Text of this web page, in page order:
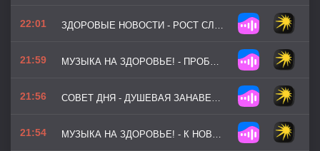
22:01 ЗДОРОВЫЕ НОВОСТИ - РОСТ СЛУЧАЕВ КОРИ В ЕВРОПЕ
21:59 МУЗЫКА НА ЗДОРОВЬЕ! - ПРОБУЖДЕНИЕ СИЛ
21:56 СОВЕТ ДНЯ - ДУШЕВАЯ ЗАНАВЕСКА — ВЛАЖНЫЙ ИНКУБАТОР ГРИБКА
21:54 МУЗЫКА НА ЗДОРОВЬЕ! - К НОВЫМ ВЕРШИНАМ (ВЕРСИЯ 3)